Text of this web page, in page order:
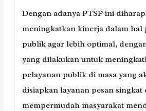
Dengan adanya PTSP ini
meningkatkan kinerja dalam hal
publik agar lebih optimal,
yang dilakukan untuk
pelayanan publik di masa yang
disiapkan layanan pesan singkat
mempermudah masyarakat